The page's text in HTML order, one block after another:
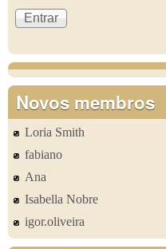
Novos membros
Loria Smith
fabiano
Ana
Isabella Nobre
igor.oliveira